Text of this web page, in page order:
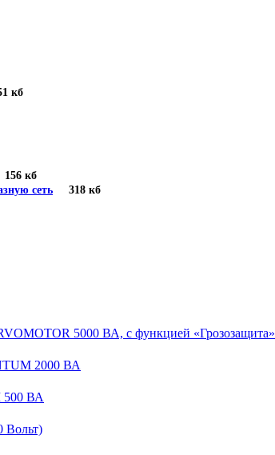
кб
кб
сеть 318 кб
5000 ВА, с функцией «Грозозащита»
2000 ВА
500 ВА
Вольт)